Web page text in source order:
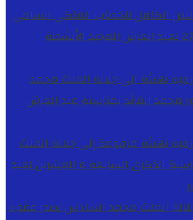
الكامل للخطاب الملكي السامي
الأنشطة
تهنئة الى جلالة الملك محمد
محمد الفائد بمناسبة عيد العرش
تهنئة مرفوعة إلى جلالة الملك
الذكرى السابعة و العشرين لعيد
الملك محمد السادس يصدر عفوه